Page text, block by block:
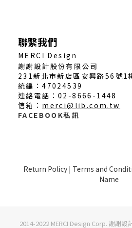
聯繫我們
MERCI Design
謝謝設計股份有限公司
231新北市新店區安興路56號1
統編：47024539
連絡電話：02-8666-1448
信箱： merci@lib.com.tw
FACEBOOK私訊
Return Policy | Terms and
Name
2014-2022 MERCI Design Corp. 謝謝設